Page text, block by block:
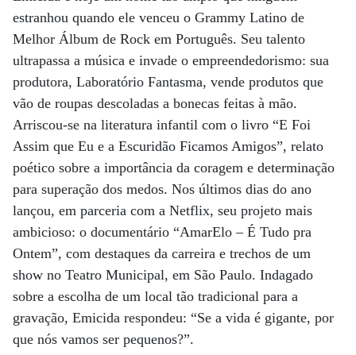
estranhou quando ele venceu o Grammy Latino de
Melhor Álbum de Rock em Português. Seu talento
ultrapassa a música e invade o empreendedorismo: sua
produtora, Laboratório Fantasma, vende produtos que
vão de roupas descoladas a bonecas feitas à mão.
Arriscou-se na literatura infantil com o livro “E Foi
Assim que Eu e a Escuridão Ficamos Amigos”, relato
poético sobre a importância da coragem e determinação
para superação dos medos. Nos últimos dias do ano
lançou, em parceria com a Netflix, seu projeto mais
ambicioso: o documentário “AmarElo – É Tudo pra
Ontem”, com destaques da carreira e trechos de um
show no Teatro Municipal, em São Paulo. Indagado
sobre a escolha de um local tão tradicional para a
gravação, Emicida respondeu: “Se a vida é gigante, por
que nós vamos ser pequenos?”.